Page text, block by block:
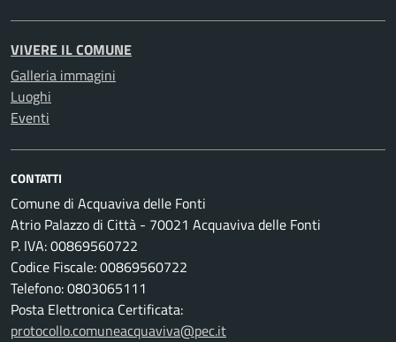
VIVERE IL COMUNE
Galleria immagini
Luoghi
Eventi
CONTATTI
Comune di Acquaviva delle Fonti
Atrio Palazzo di Città - 70021 Acquaviva delle Fonti
P. IVA: 00869560722
Codice Fiscale: 00869560722
Telefono: 0803065111
Posta Elettronica Certificata:
protocollo.comuneacquaviva@pec.it